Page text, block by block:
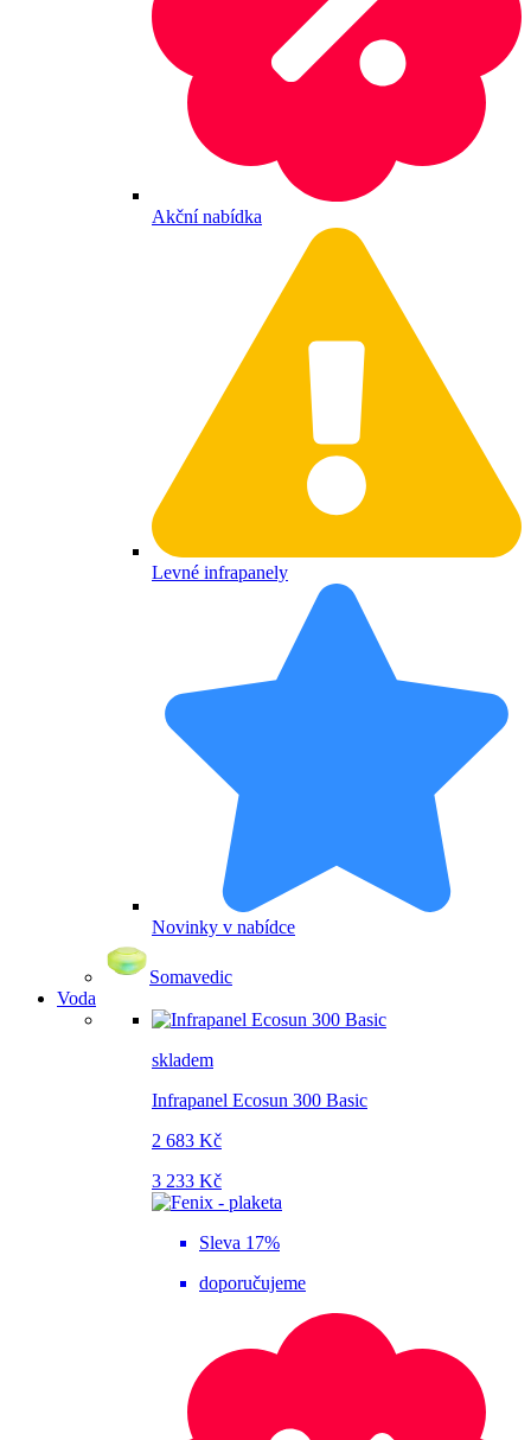
Akční nabídka
Levné infrapanely
Novinky v nabídce
Somavedic
Voda
skladem
Infrapanel Ecosun 300 Basic
2 683 Kč
3 233 Kč
Sleva 17%
doporučujeme